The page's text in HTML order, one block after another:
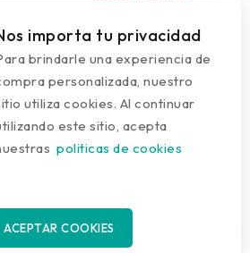
Diseño web: colguía.com.co
289 9910
importa tu privacidad
brindarle una experiencia de
personalizada, nuestro
utiliza cookies. Al continuar
este sitio, acepta
politicas de cookies
ACEPTAR COOKIES